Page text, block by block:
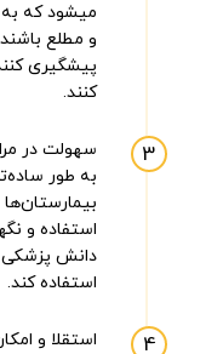
میشود که
و مطلع
پیشگیری
کنند.
سهولت در
به طور
استفاده و
دانش پزشکی
استفاده کند.
استقلا و